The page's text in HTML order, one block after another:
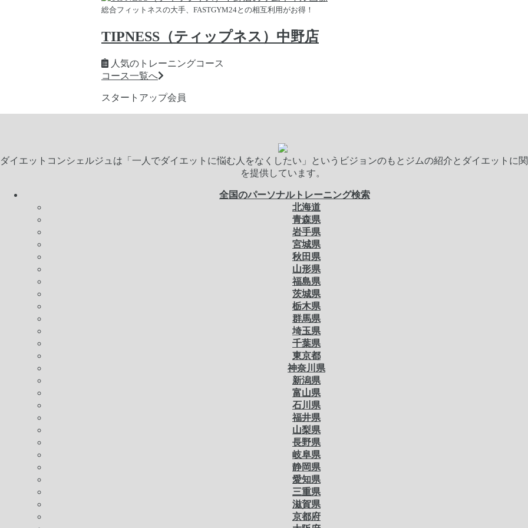
総合フィットネスの大手、FASTGYM24との相互利用がお得！
TIPNESS（ティップネス）中野店
人気のトレーニングコース
コース一覧へ
スタートアップ会員
ダイエットコンシェルジュは「一人でダイエットに悩む人をなくしたい」というビジョンのもとジムの紹介とダイエットに
を提供しています。
全国のパーソナルトレーニング検索
北海道
青森県
岩手県
宮城県
秋田県
山形県
福島県
茨城県
栃木県
群馬県
埼玉県
千葉県
東京都
神奈川県
新潟県
富山県
石川県
福井県
山梨県
長野県
岐阜県
静岡県
愛知県
三重県
滋賀県
京都府